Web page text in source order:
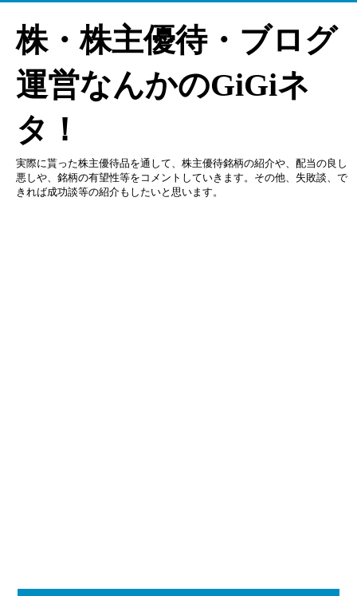
株・株主優待・ブログ
運営なんかのGiGiネ
タ！
実際に貰った株主優待品を通して、株主優待銘柄の紹介や、配当の良し
悪しや、銘柄の有望性等をコメントしていきます。その他、失敗談、で
きれば成功談等の紹介もしたいと思います。